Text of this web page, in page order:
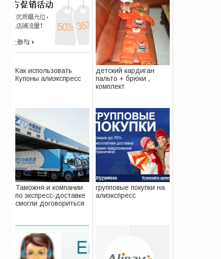
Как использовать
Купоны алиэкспресс
детский кардиган
пальто + брюки ,
комплект
Таможня и компании
по экспресс-доставке
смогли договориться
групповые покупки на
алиэкспресс